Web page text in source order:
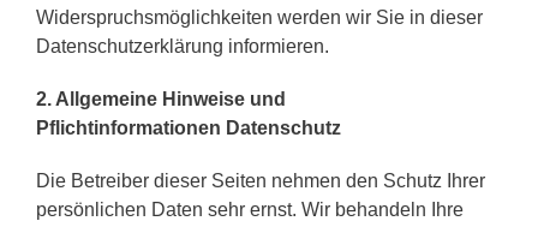
Widerspruchsmöglichkeiten werden wir Sie in dieser
Datenschutzerklärung informieren.
2. Allgemeine Hinweise und
Pflichtinformationen Datenschutz
Die Betreiber dieser Seiten nehmen den Schutz Ihrer
persönlichen Daten sehr ernst. Wir behandeln Ihre